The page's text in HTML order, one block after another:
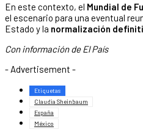
En este contexto, el Mundial de
el escenario para una eventual
Estado y la normalización
Con información de El País
- Advertisement -
Etiquetas
Claudia Sheinbaum
España
México